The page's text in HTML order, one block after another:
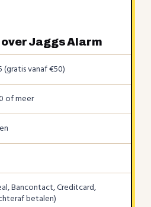
Jaggs Alarm
vanaf €50)
of meer
Bancontact, Creditcard,
betalen)